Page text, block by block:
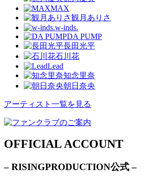
MAX
観月ありさ
w-inds.
DA PUMP
長田光平
石川花
Lead
知念里奈
朝日奈央
アーティスト一覧を見る
OFFICIAL ACCOUNT
– RISINGPRODUCTION公式 –